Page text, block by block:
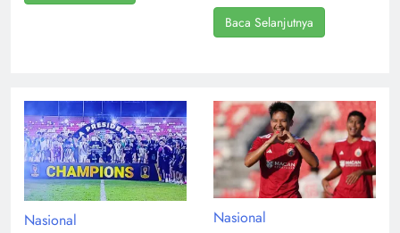
Baca Selanjutnya
Nasional Nasional